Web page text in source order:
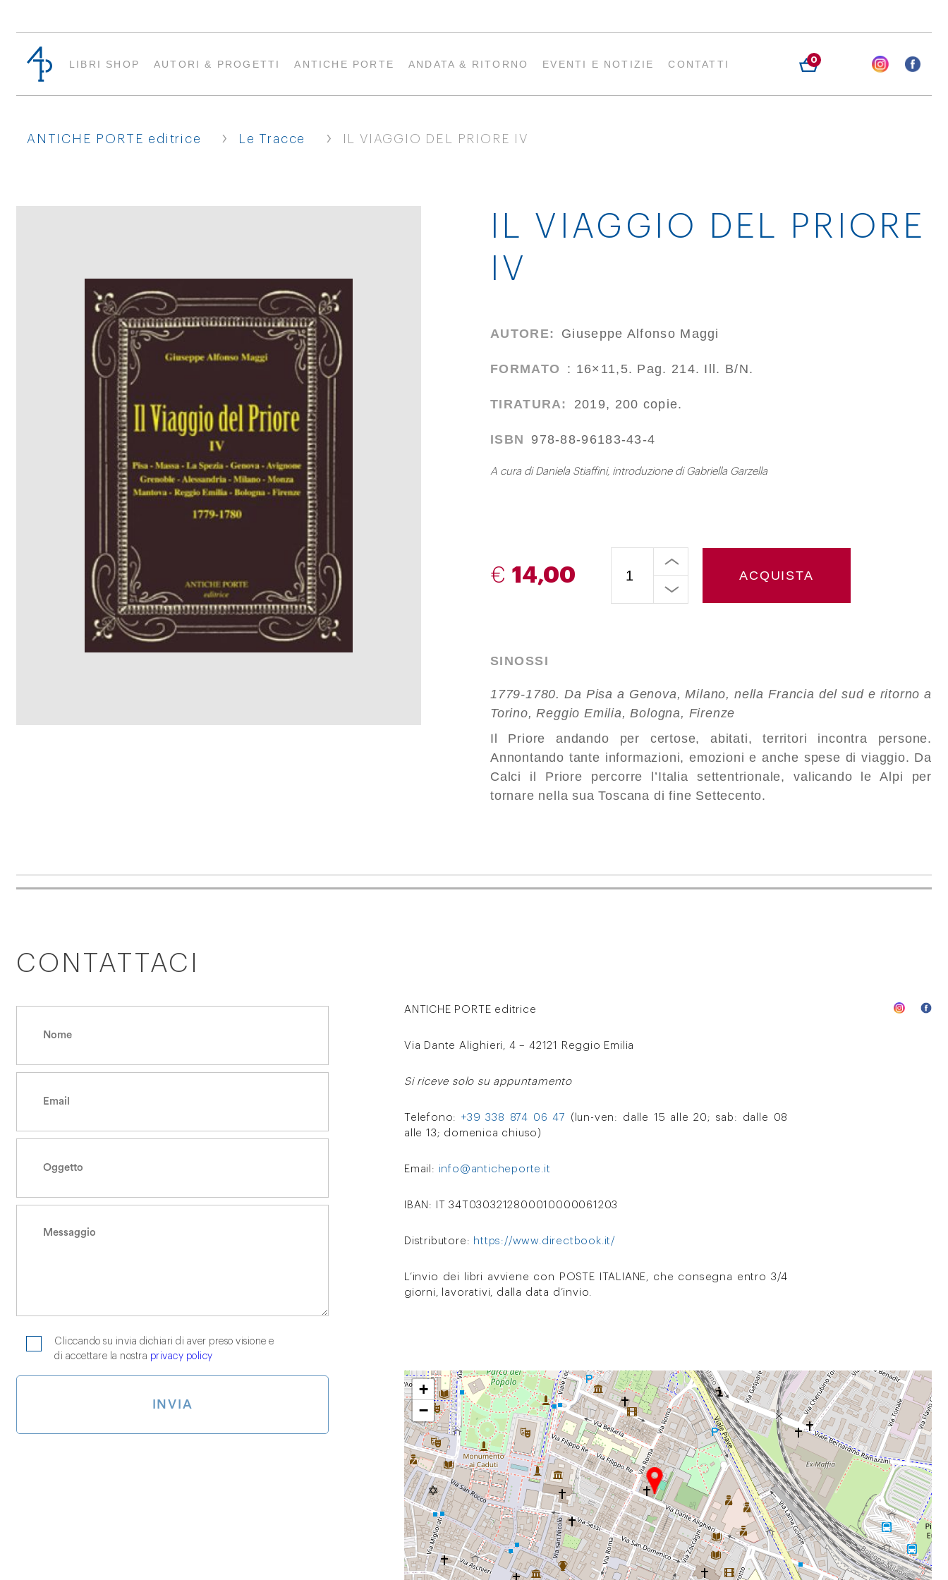
LIBRI SHOP AUTORI & PROGETTI ANTICHE PORTE ANDATA & RITORNO EVENTI E NOTIZIE CONTATTI 0
ANTICHE PORTE editrice › Le Tracce › IL VIAGGIO DEL PRIORE IV
IL VIAGGIO DEL PRIORE
IV
AUTORE: Giuseppe Alfonso Maggi
FORMATO : 16×11,5. Pag. 214. Ill. B/N.
TIRATURA: 2019, 200 copie.
ISBN 978-88-96183-43-4
A cura di Daniela Stiaffini, introduzione di Gabriella Garzella
€ 14,00 ACQUISTA
SINOSSI
1779-1780. Da Pisa a Genova, Milano, nella Francia del sud e ritorno a
Torino, Reggio Emilia, Bologna, Firenze
Il Priore andando per certose, abitati, territori incontra persone.
Annontando tante informazioni, emozioni e anche spese di viaggio. Da
Calci il Priore percorre l’Italia settentrionale, valicando le Alpi per
tornare nella sua Toscana di fine Settecento.
CONTATTACI
Cliccando su invia dichiari di aver preso visione e
di accettare la nostra privacy policy
ANTICHE PORTE editrice
Via Dante Alighieri, 4 – 42121 Reggio Emilia
Si riceve solo su appuntamento
Telefono:+39 338 874 06 47
(lun-ven: dalle 15 alle 20; sab: dalle 08
alle 13; domenica chiuso)
Email: info@anticheporte.it
IBAN: IT 34T0303212800010000061203
Distributore: https://www.directbook.it/
L’invio dei libri avviene con POSTE ITALIANE, che consegna entro 3/4
giorni, lavorativi, dalla data d’invio.
+
−